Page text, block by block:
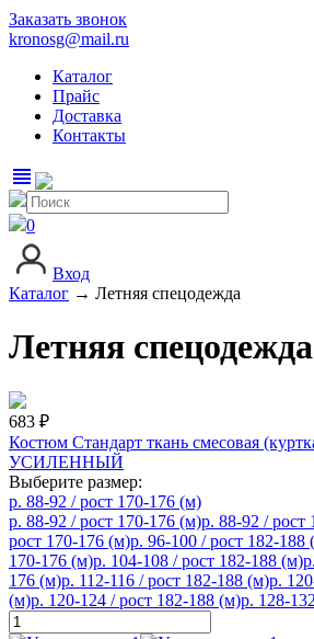
Заказать звонок
kronosg@mail.ru
Каталог
Прайс
Доставка
Контакты
view_headline
0
Вход
Каталог → Летняя спецодежда
Летняя спецодежда
683 ₽
Костюм Стандарт ткань смесовая
УСИЛЕННЫЙ
Выберите размер:
р. 88-92 / рост 170-176 (м)
р. 88-92 / рост 170-176 (м)р. 88-92 / рост
рост 170-176 (м)р. 96-100 / рост 182-188
170-176 (м)р. 104-108 / рост 182-188 (м)
176 (м)р. 112-116 / рост 182-188 (м)р.
(м)р. 120-124 / рост 182-188 (м)р. 128-